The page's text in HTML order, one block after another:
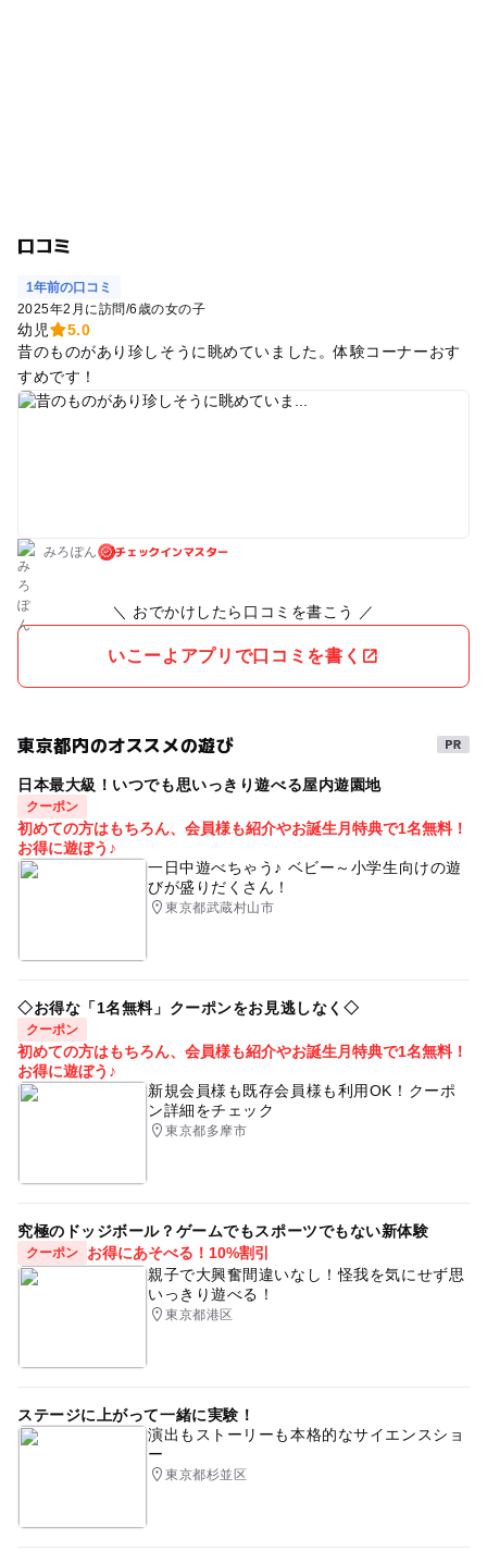
口コミ
1年前の口コミ
2025年2月に訪問/6歳の女の子
幼児
5.0
昔のものがあり珍しそうに眺めていました。体験コーナーおす
すめです！
みろぽん チェックインマスター
＼ おでかけしたら口コミを書こう ／
いこーよアプリで口コミを書く
東京都内のオススメの遊び
日本最大級！いつでも思いっきり遊べる屋内遊園地
クーポン
初めての方はもちろん、会員様も紹介やお誕生月特典で1名無料！
お得に遊ぼう♪
一日中遊べちゃう♪ ベビー～小学生向けの遊
びが盛りだくさん！
東京都武蔵村山市
◇お得な「1名無料」クーポンをお見逃しなく◇
クーポン
初めての方はもちろん、会員様も紹介やお誕生月特典で1名無料！
お得に遊ぼう♪
新規会員様も既存会員様も利用OK！クーポ
ン詳細をチェック
東京都多摩市
究極のドッジボール？ゲームでもスポーツでもない新体験
クーポン
お得にあそべる！10%割引
親子で大興奮間違いなし！怪我を気にせず思
いっきり遊べる！
東京都港区
ステージに上がって一緒に実験！
演出もストーリーも本格的なサイエンスショ
ー
東京都杉並区